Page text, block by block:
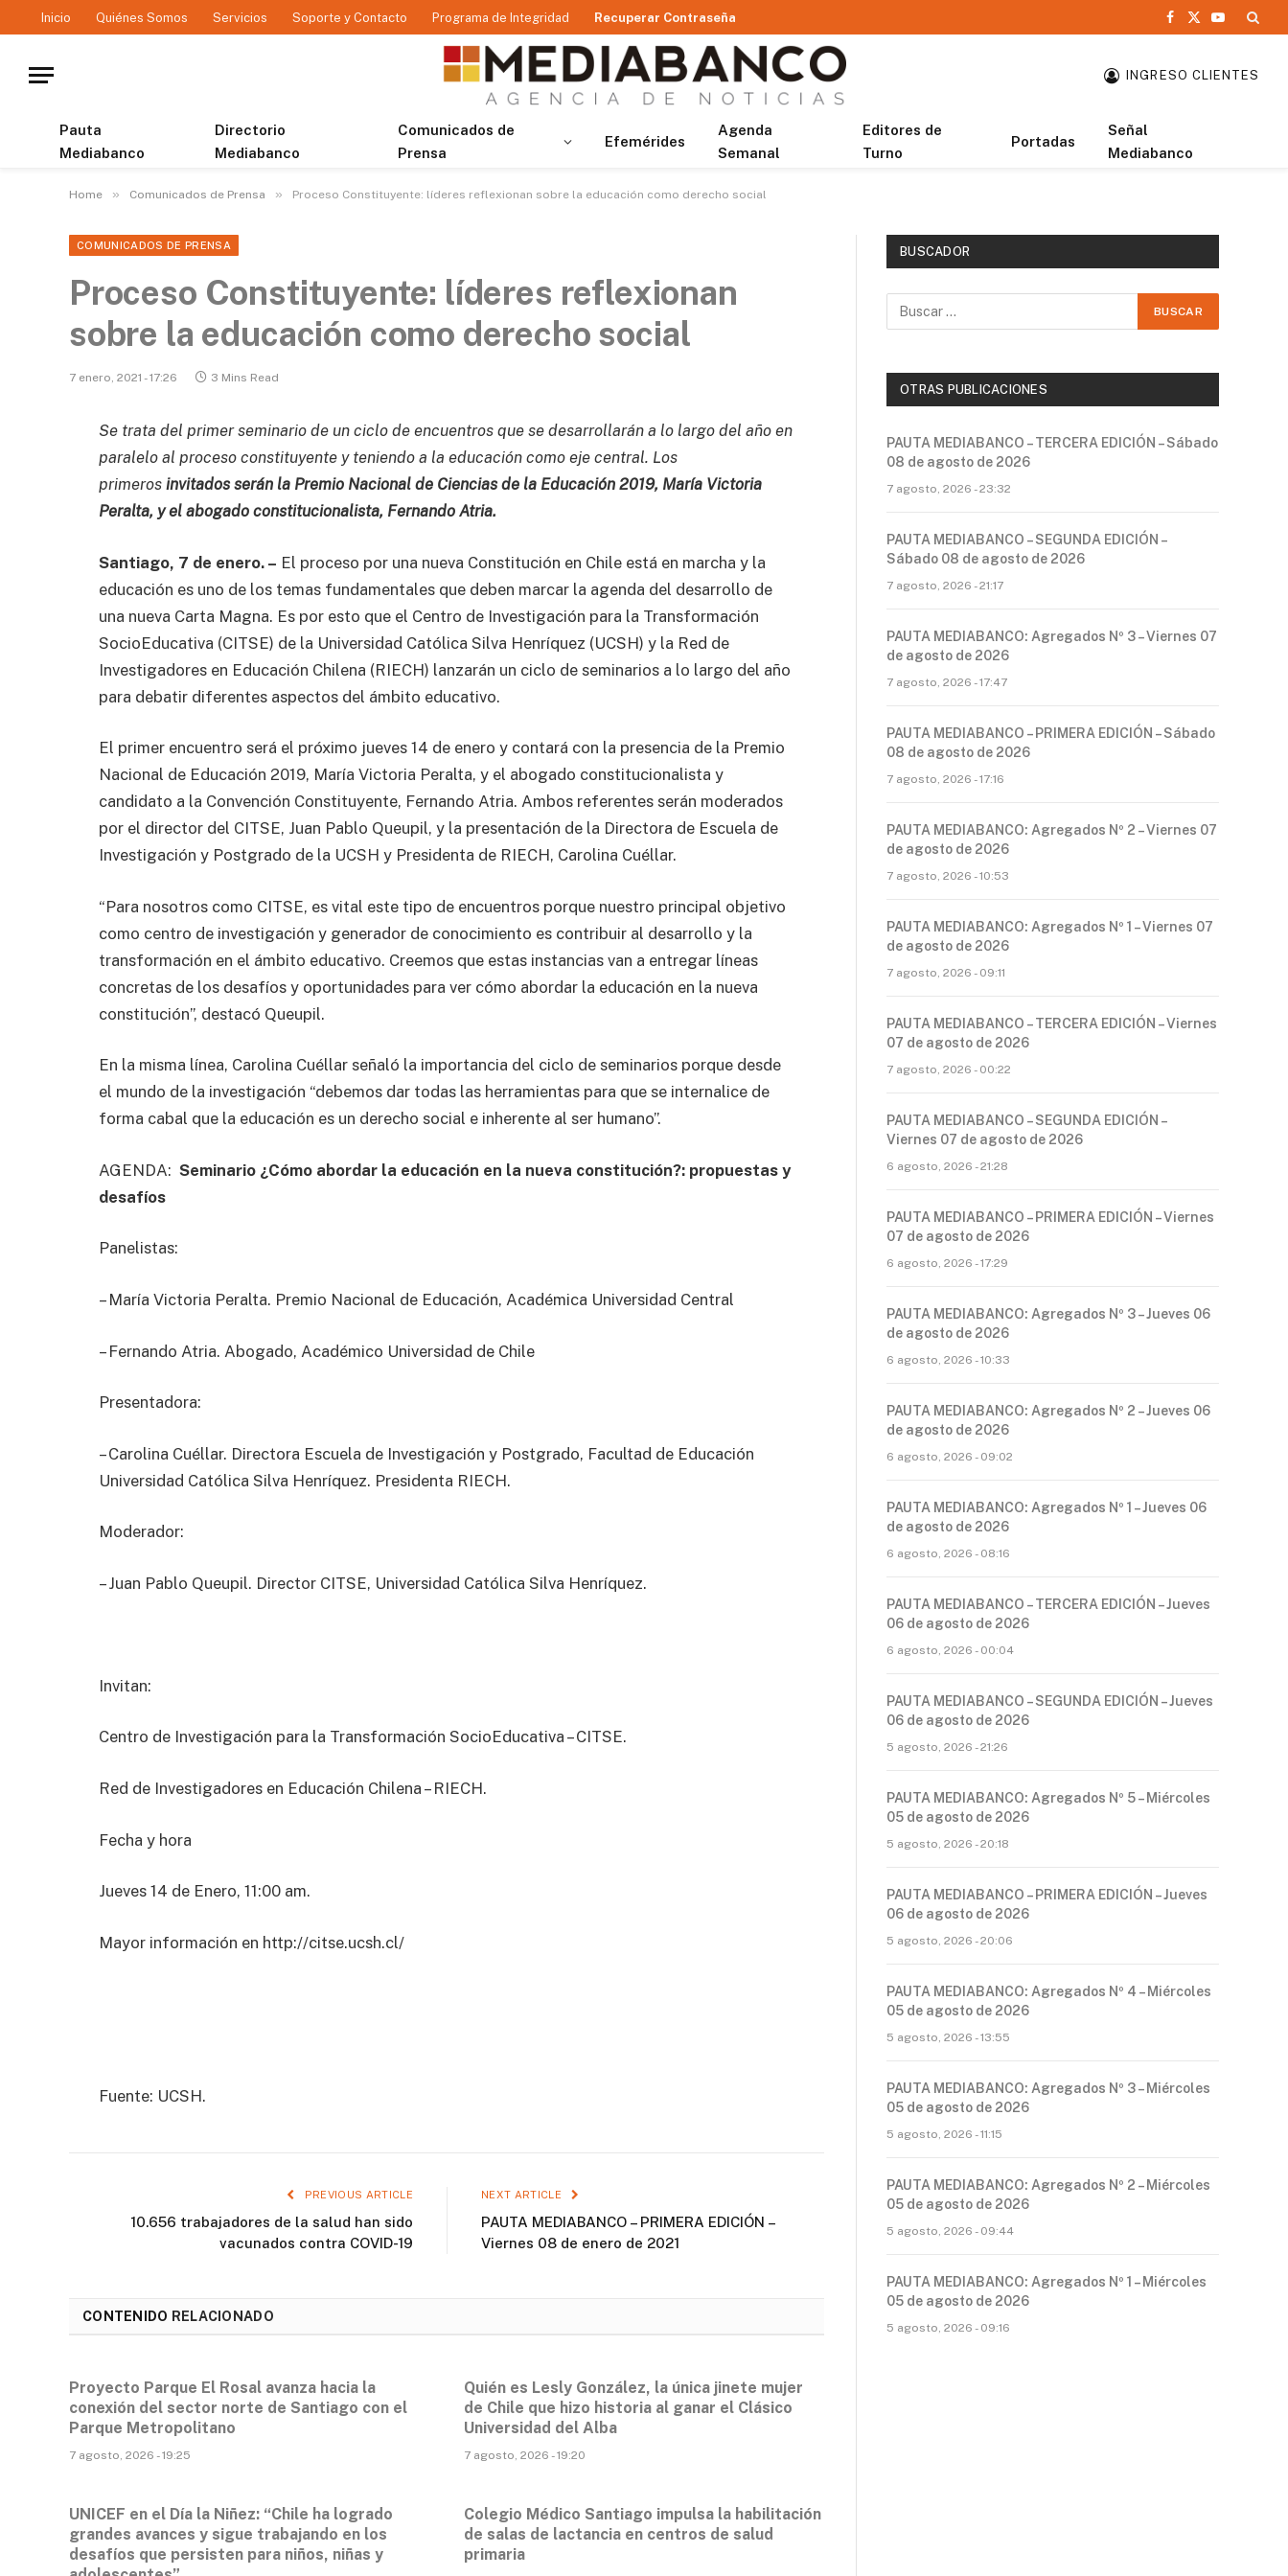
Inicio Quiénes Somos Servicios Soporte y Contacto Programa de Integridad Recuperar Contraseña
Facebook
X
YouTube
INGRESO CLIENTES
Pauta
Mediabanco
Directorio
Mediabanco
Comunicados de
Prensa
Efemérides
Agenda
Semanal
Editores de
Turno
Portadas
Señal
Mediabanco
Home » Comunicados de Prensa » Proceso Constituyente: líderes reflexionan sobre la educación como derecho social
COMUNICADOS DE PRENSA
Proceso Constituyente: líderes reflexionan
sobre la educación como derecho social
7 enero, 2021 - 17:26 3 Mins Read
Se trata del primer seminario de un ciclo de encuentros que se desarrollarán a lo largo del año en
paralelo al proceso constituyente y teniendo a la educación como eje central. Los
primeros invitados serán la Premio Nacional de Ciencias de la Educación 2019, María Victoria
Peralta, y el abogado constitucionalista, Fernando Atria.
Santiago, 7 de enero. – El proceso por una nueva Constitución en Chile está en marcha y la
educación es uno de los temas fundamentales que deben marcar la agenda del desarrollo de
una nueva Carta Magna. Es por esto que el Centro de Investigación para la Transformación
SocioEducativa (CITSE) de la Universidad Católica Silva Henríquez (UCSH) y la Red de
Investigadores en Educación Chilena (RIECH) lanzarán un ciclo de seminarios a lo largo del año
para debatir diferentes aspectos del ámbito educativo.
El primer encuentro será el próximo jueves 14 de enero y contará con la presencia de la Premio
Nacional de Educación 2019, María Victoria Peralta, y el abogado constitucionalista y
candidato a la Convención Constituyente, Fernando Atria. Ambos referentes serán moderados
por el director del CITSE, Juan Pablo Queupil, y la presentación de la Directora de Escuela de
Investigación y Postgrado de la UCSH y Presidenta de RIECH, Carolina Cuéllar.
“Para nosotros como CITSE, es vital este tipo de encuentros porque nuestro principal objetivo
como centro de investigación y generador de conocimiento es contribuir al desarrollo y la
transformación en el ámbito educativo. Creemos que estas instancias van a entregar líneas
concretas de los desafíos y oportunidades para ver cómo abordar la educación en la nueva
constitución”, destacó Queupil.
En la misma línea, Carolina Cuéllar señaló la importancia del ciclo de seminarios porque desde
el mundo de la investigación “debemos dar todas las herramientas para que se internalice de
forma cabal que la educación es un derecho social e inherente al ser humano”.
AGENDA: Seminario ¿Cómo abordar la educación en la nueva constitución?: propuestas y
desafíos
Panelistas:
– María Victoria Peralta. Premio Nacional de Educación, Académica Universidad Central
– Fernando Atria. Abogado, Académico Universidad de Chile
Presentadora:
– Carolina Cuéllar. Directora Escuela de Investigación y Postgrado, Facultad de Educación
Universidad Católica Silva Henríquez. Presidenta RIECH.
Moderador:
– Juan Pablo Queupil. Director CITSE, Universidad Católica Silva Henríquez.
Invitan:
Centro de Investigación para la Transformación SocioEducativa – CITSE.
Red de Investigadores en Educación Chilena – RIECH.
Fecha y hora
Jueves 14 de Enero, 11:00 am.
Mayor información en http://citse.ucsh.cl/
Fuente: UCSH.
PREVIOUS ARTICLE
10.656 trabajadores de la salud han sido
vacunados contra COVID-19
NEXT ARTICLE
PAUTA MEDIABANCO – PRIMERA EDICIÓN –
Viernes 08 de enero de 2021
CONTENIDO RELACIONADO
Proyecto Parque El Rosal avanza hacia la
conexión del sector norte de Santiago con el
Parque Metropolitano
7 agosto, 2026 - 19:25
Quién es Lesly González, la única jinete mujer
de Chile que hizo historia al ganar el Clásico
Universidad del Alba
7 agosto, 2026 - 19:20
UNICEF en el Día la Niñez: “Chile ha logrado
grandes avances y sigue trabajando en los
desafíos que persisten para niños, niñas y
Colegio Médico Santiago impulsa la habilitación
de salas de lactancia en centros de salud
primaria
BUSCADOR
OTRAS PUBLICACIONES
PAUTA MEDIABANCO – TERCERA EDICIÓN – Sábado
08 de agosto de 2026
7 agosto, 2026 - 23:32
PAUTA MEDIABANCO – SEGUNDA EDICIÓN –
Sábado 08 de agosto de 2026
7 agosto, 2026 - 21:17
PAUTA MEDIABANCO: Agregados Nº 3 – Viernes 07
de agosto de 2026
7 agosto, 2026 - 17:47
PAUTA MEDIABANCO – PRIMERA EDICIÓN – Sábado
08 de agosto de 2026
7 agosto, 2026 - 17:16
PAUTA MEDIABANCO: Agregados Nº 2 – Viernes 07
de agosto de 2026
7 agosto, 2026 - 10:53
PAUTA MEDIABANCO: Agregados Nº 1 – Viernes 07
de agosto de 2026
7 agosto, 2026 - 09:11
PAUTA MEDIABANCO – TERCERA EDICIÓN – Viernes
07 de agosto de 2026
7 agosto, 2026 - 00:22
PAUTA MEDIABANCO – SEGUNDA EDICIÓN –
Viernes 07 de agosto de 2026
6 agosto, 2026 - 21:28
PAUTA MEDIABANCO – PRIMERA EDICIÓN – Viernes
07 de agosto de 2026
6 agosto, 2026 - 17:29
PAUTA MEDIABANCO: Agregados Nº 3 – Jueves 06
de agosto de 2026
6 agosto, 2026 - 10:33
PAUTA MEDIABANCO: Agregados Nº 2 – Jueves 06
de agosto de 2026
6 agosto, 2026 - 09:02
PAUTA MEDIABANCO: Agregados Nº 1 – Jueves 06
de agosto de 2026
6 agosto, 2026 - 08:16
PAUTA MEDIABANCO – TERCERA EDICIÓN – Jueves
06 de agosto de 2026
6 agosto, 2026 - 00:04
PAUTA MEDIABANCO – SEGUNDA EDICIÓN – Jueves
06 de agosto de 2026
5 agosto, 2026 - 21:26
PAUTA MEDIABANCO: Agregados Nº 5 – Miércoles
05 de agosto de 2026
5 agosto, 2026 - 20:18
PAUTA MEDIABANCO – PRIMERA EDICIÓN – Jueves
06 de agosto de 2026
5 agosto, 2026 - 20:06
PAUTA MEDIABANCO: Agregados Nº 4 – Miércoles
05 de agosto de 2026
5 agosto, 2026 - 13:55
PAUTA MEDIABANCO: Agregados Nº 3 – Miércoles
05 de agosto de 2026
5 agosto, 2026 - 11:15
PAUTA MEDIABANCO: Agregados Nº 2 – Miércoles
05 de agosto de 2026
5 agosto, 2026 - 09:44
PAUTA MEDIABANCO: Agregados Nº 1 – Miércoles
05 de agosto de 2026
5 agosto, 2026 - 09:16